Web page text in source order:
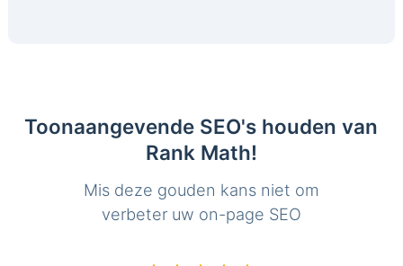
Toonaangevende SEO's houden van
Rank Math!
Mis deze gouden kans niet om
verbeter uw on-page SEO